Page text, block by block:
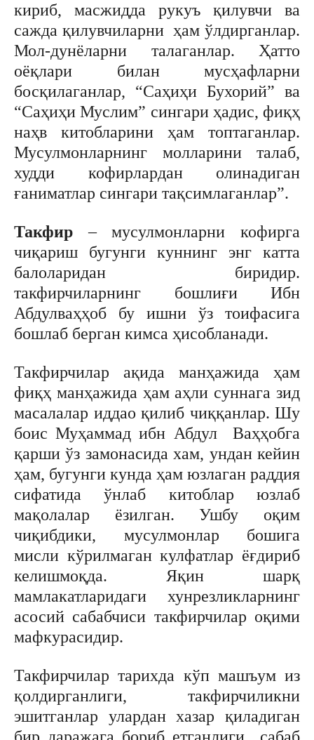
кириб, масжидда рукуъ қилувчи ва
сажда қилувчиларни ҳам ўлдирганлар.
Мол-дунёларни талаганлар. Ҳатто
оёқлари билан мусҳафларни
босқилаганлар, “Саҳиҳи Бухорий” ва
“Саҳиҳи Муслим” сингари ҳадис, фиқҳ
наҳв китобларини ҳам топтаганлар.
Мусулмонларнинг молларини талаб,
худди кофирлардан олинадиган
ғаниматлар сингари тақсимлаганлар”.
Такфир – мусулмонларни кофирга
чиқариш бугунги куннинг энг катта
балоларидан биридир.
такфирчиларнинг бошлиғи Ибн
Абдулваҳҳоб бу ишни ўз тоифасига
бошлаб берган кимса ҳисобланади.
Такфирчилар ақида манҳажида ҳам
фиқҳ манҳажида ҳам аҳли суннага зид
масалалар иддао қилиб чиққанлар. Шу
боис Муҳаммад ибн Абдул Ваҳҳобга
қарши ўз замонасида хам, ундан кейин
ҳам, бугунги кунда ҳам юзлаган раддия
сифатида ўнлаб китоблар юзлаб
мақолалар ёзилган. Ушбу оқим
чиқибдики, мусулмонлар бошига
мисли кўрилмаган кулфатлар ёғдириб
келишмоқда. Яқин шарқ
мамлакатларидаги хунрезликларнинг
асосий сабабчиси такфирчилар оқими
мафкурасидир.
Такфирчилар тарихда кўп машъум из
қолдирганлиги, такфирчиликни
эшитганлар улардан хазар қиладиган